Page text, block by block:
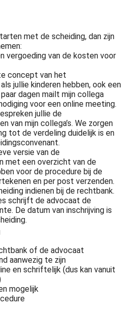
met de scheiding, dan zijn
vergoeding van de kosten voor
concept van het
jullie kinderen hebben, ook een
paar dagen mailt mijn collega
voor een online meeting.
jullie de
van mijn collega’s. We zorgen
tot de verdeling duidelijk is en
versie van de
met een overzicht van de
voor de procedure bij de
en per post verzenden.
indienen bij de rechtbank.
schrijft de advocaat de
De datum van inschrijving is
of de advocaat
aanwezig te zijn
en schriftelijk (dus kan vanuit
mogelijk